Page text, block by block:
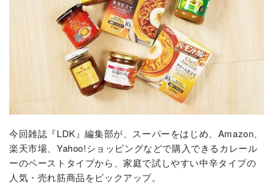
今回雑誌『LDK』編集部が、スーパーをはじめ、Amazon、
楽天市場、Yahoo!ショッピングなどで購入できるカレール
ーのペーストタイプから、家庭で試しやすい中辛タイプの
人気・売れ筋商品をピックアップ。